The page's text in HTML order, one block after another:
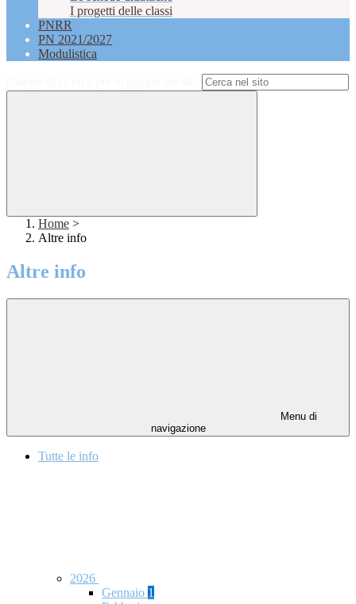
I progetti delle classi
PNRR
PN 2021/2027
Modulistica
Home >
Altre info
Altre info
Menu di
navigazione
Tutte le info
2026
Gennaio 1